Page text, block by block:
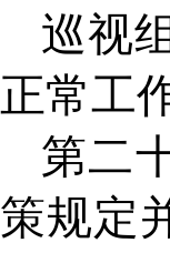
巡视
正常工
第二
策规定